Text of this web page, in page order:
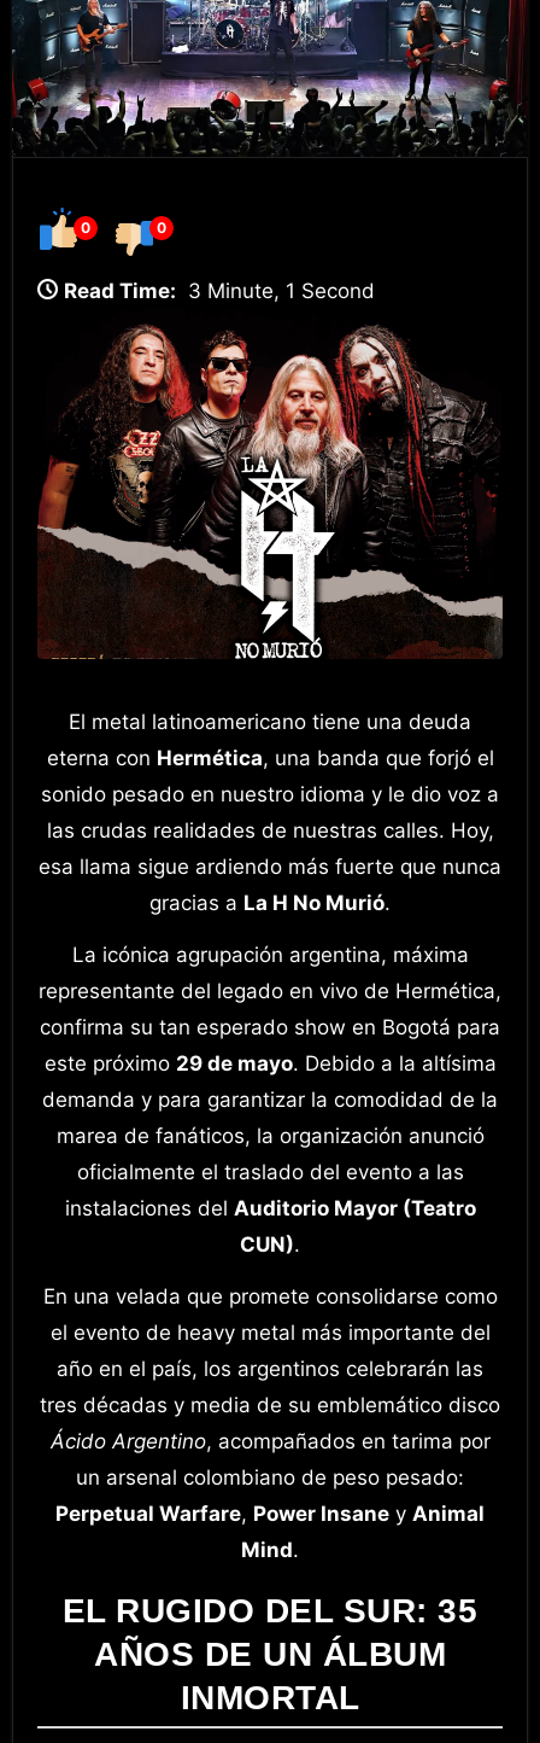
0 0
Read Time: 3 Minute, 1 Second
El metal latinoamericano tiene una deuda
eterna con Hermética, una banda que forjó el
sonido pesado en nuestro idioma y le dio voz a
las crudas realidades de nuestras calles. Hoy,
esa llama sigue ardiendo más fuerte que nunca
gracias a La H No Murió.
La icónica agrupación argentina, máxima
representante del legado en vivo de Hermética,
confirma su tan esperado show en Bogotá para
este próximo 29 de mayo. Debido a la altísima
demanda y para garantizar la comodidad de la
marea de fanáticos, la organización anunció
oficialmente el traslado del evento a las
instalaciones del Auditorio Mayor (Teatro
CUN).
En una velada que promete consolidarse como
el evento de heavy metal más importante del
año en el país, los argentinos celebrarán las
tres décadas y media de su emblemático disco
Ácido Argentino, acompañados en tarima por
un arsenal colombiano de peso pesado:
Perpetual Warfare, Power Insane y Animal
Mind.
EL RUGIDO DEL SUR: 35
AÑOS DE UN ÁLBUM
INMORTAL